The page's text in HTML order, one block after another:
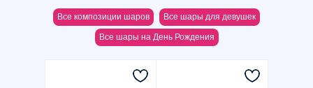
Все композиции шаров Все шары для девушек
Все шары на День Рождения